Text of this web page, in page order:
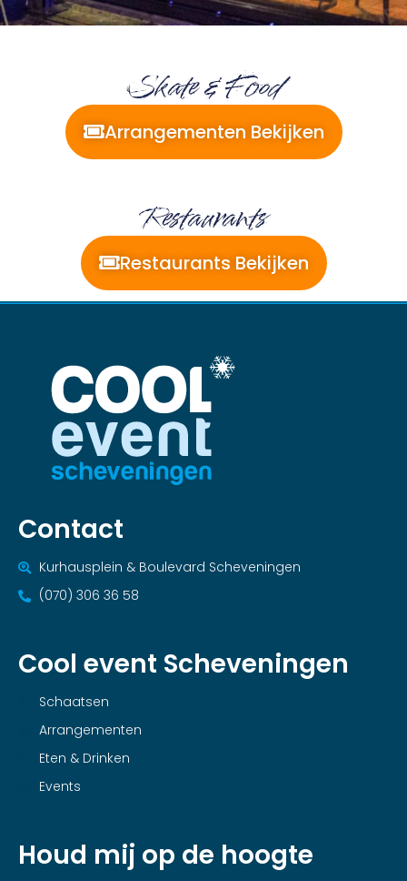
Skate & Food
Arrangementen Bekijken
Restaurants
Restaurants Bekijken
Contact
Kurhausplein & Boulevard Scheveningen
(070) 306 36 58
Cool event Scheveningen
Schaatsen
Arrangementen
Eten & Drinken
Events
Houd mij op de hoogte